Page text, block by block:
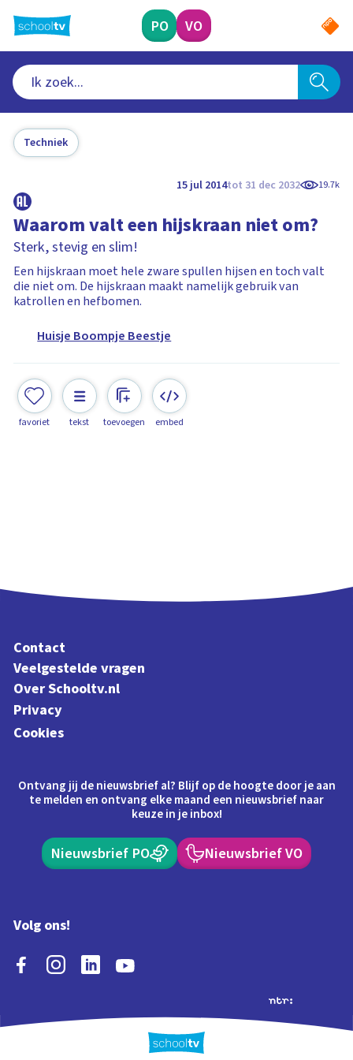
naar
hoofdinhoud
PO VO
Techniek
15 jul 2014tot 31 dec 2032 19.7k
Waarom valt een hijskraan niet om?
Sterk, stevig en slim!
Een hijskraan moet hele zware spullen hijsen en toch valt
die niet om. De hijskraan maakt namelijk gebruik van
katrollen en hefbomen.
Huisje Boompje Beestje
favoriet tekst toevoegen embed
Contact
Veelgestelde vragen
Over Schooltv.nl
Privacy
Cookies
Ontvang jij de nieuwsbrief al? Blijf op de hoogte door je aan
te melden en ontvang elke maand een nieuwsbrief naar
keuze in je inbox!
Nieuwsbrief PO Nieuwsbrief VO
Volg ons!